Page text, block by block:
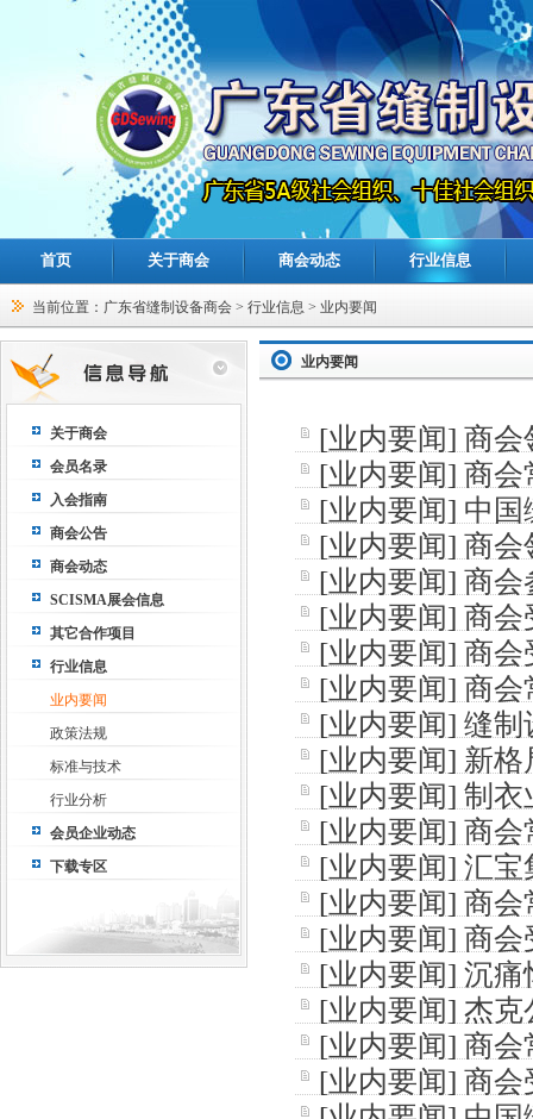
首页 关于商会 商会动态 行业信息
当前位置： 广东省缝制设备商会 > 行业信息 > 业内要闻
关于商会
会员名录
入会指南
商会公告
商会动态
SCISMA展会信息
其它合作项目
行业信息
业内要闻
政策法规
标准与技术
行业分析
会员企业动态
下载专区
业内要闻
[业内要闻] 商会
[业内要闻] 商会
[业内要闻] 中国
缝制设备商会
[业内要闻] 商会
[业内要闻] 商会
峰会
[业内要闻] 商会
当地市场
[业内要闻] 商会
大会
[业内要闻] 商会
中国（汕头）
[业内要闻] 缝制
——商会常务副
[业内要闻] 新格
纺织制衣工业
[业内要闻] 制衣
会领导
[业内要闻] 商会
[业内要闻] 汇宝
[业内要闻] 商会
司
[业内要闻] 商会
[业内要闻] 沉痛
[业内要闻] 杰克
[业内要闻] 商会
县千镇万村高
[业内要闻] 商会